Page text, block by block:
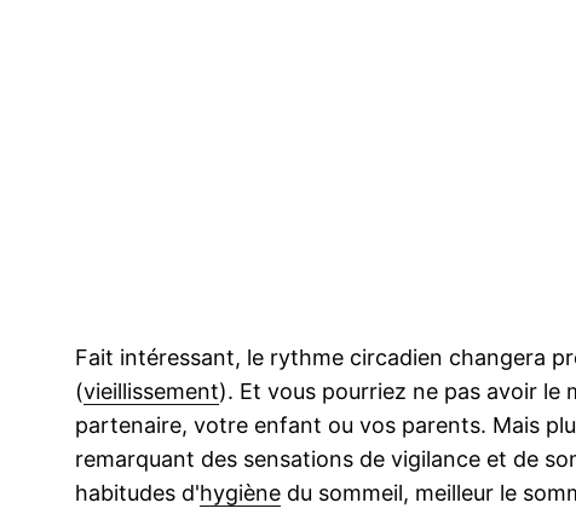
Fait intéressant, le rythme circadien changera
(vieillissement). Et vous pourriez ne pas avoir le
partenaire, votre enfant ou vos parents. Mais
remarquant des sensations de vigilance et de
habitudes d'hygiène du sommeil, meilleur le